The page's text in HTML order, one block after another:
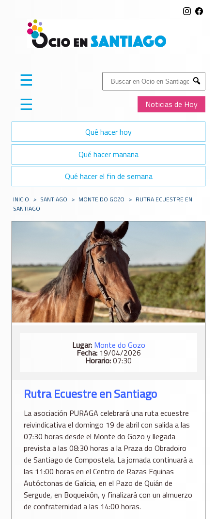
Buscar:
Submit
Noticias de Hoy
☰
☰
Qué hacer hoy
Qué hacer mañana
Qué hacer el fin de semana
INICIO > SANTIAGO > MONTE DO GOZO > RUTRA ECUESTRE EN
SANTIAGO
Lugar: Monte do Gozo
Fecha:19/04/2026
Horario:07:30
Rutra Ecuestre en Santiago
La asociación PURAGA celebrará una ruta ecuestre
reivindicativa el domingo 19 de abril con salida a las
07:30 horas desde el Monte do Gozo y llegada
prevista a las 08:30 horas a la Praza do Obradoiro
de Santiago de Compostela. La jornada continuará a
las 11:00 horas en el Centro de Razas Equinas
Autóctonas de Galicia, en el Pazo de Quián de
Sergude, en Boqueixón, y finalizará con un almuerzo
de confraternidad a las 14:00 horas.